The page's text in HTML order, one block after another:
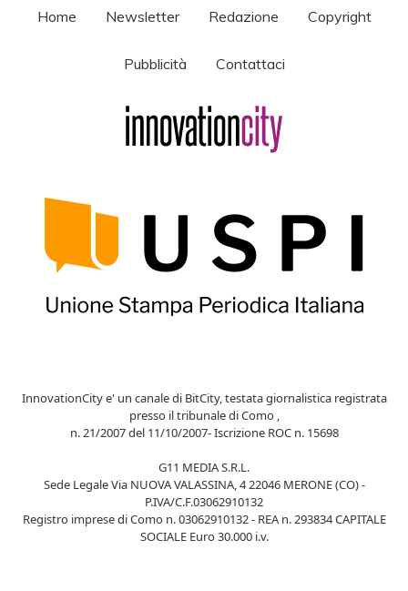
Home Newsletter Redazione Copyright
Pubblicità Contattaci
InnovationCity e' un canale di BitCity, testata giornalistica registrata
presso il tribunale di Como ,
n. 21/2007 del 11/10/2007- Iscrizione ROC n. 15698
G11 MEDIA S.R.L.
Sede Legale Via NUOVA VALASSINA, 4 22046 MERONE (CO) -
P.IVA/C.F.03062910132
Registro imprese di Como n. 03062910132 - REA n. 293834 CAPITALE
SOCIALE Euro 30.000 i.v.